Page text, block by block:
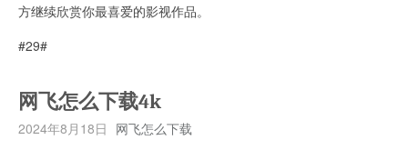
方继续欣赏你最喜爱的影视作品。
#29#
网飞怎么下载4k
2024年8月18日 网飞怎么下载